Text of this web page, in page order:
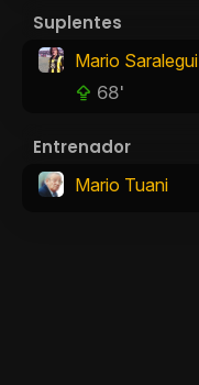
Suplentes
Mario Saralegui
68'
Entrenador
Mario Tuani